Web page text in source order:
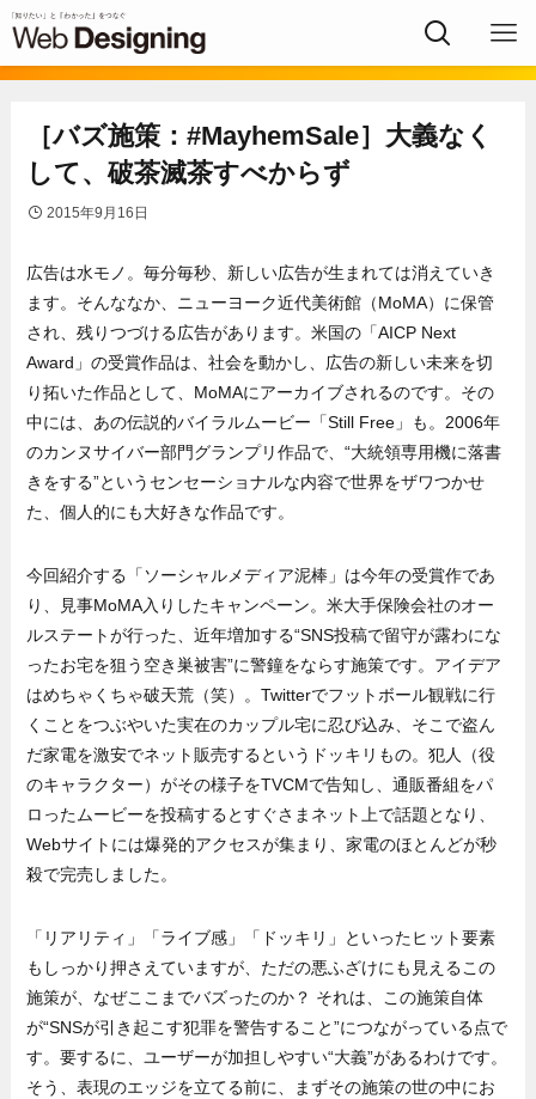
［バズ施策：#MayhemSale］大義なく
して、破茶滅茶すべからず
2015年9月16日
広告は水モノ。毎分毎秒、新しい広告が生まれては消えていき
ます。そんななか、ニューヨーク近代美術館（MoMA）に保管
され、残りつづける広告があります。米国の「AICP Next
Award」の受賞作品は、社会を動かし、広告の新しい未来を切
り拓いた作品として、MoMAにアーカイブされるのです。その
中には、あの伝説的バイラルムービー「Still Free」も。2006年
のカンヌサイバー部門グランプリ作品で、“大統領専用機に落書
きをする”というセンセーショナルな内容で世界をザワつかせ
た、個人的にも大好きな作品です。
今回紹介する「ソーシャルメディア泥棒」は今年の受賞作であ
り、見事MoMA入りしたキャンペーン。米大手保険会社のオー
ルステートが行った、近年増加する“SNS投稿で留守が露わにな
ったお宅を狙う空き巣被害”に警鐘をならす施策です。アイデア
はめちゃくちゃ破天荒（笑）。Twitterでフットボール観戦に行
くことをつぶやいた実在のカップル宅に忍び込み、そこで盗ん
だ家電を激安でネット販売するというドッキリもの。犯人（役
のキャラクター）がその様子をTVCMで告知し、通販番組をパ
ロったムービーを投稿するとすぐさまネット上で話題となり、
Webサイトには爆発的アクセスが集まり、家電のほとんどが秒
殺で完売しました。
「リアリティ」「ライブ感」「ドッキリ」といったヒット要素
もしっかり押さえていますが、ただの悪ふざけにも見えるこの
施策が、なぜここまでバズったのか？ それは、この施策自体
が“SNSが引き起こす犯罪を警告すること”につながっている点で
す。要するに、ユーザーが加担しやすい“大義”があるわけです。
そう、表現のエッジを立てる前に、まずその施策の世の中にお